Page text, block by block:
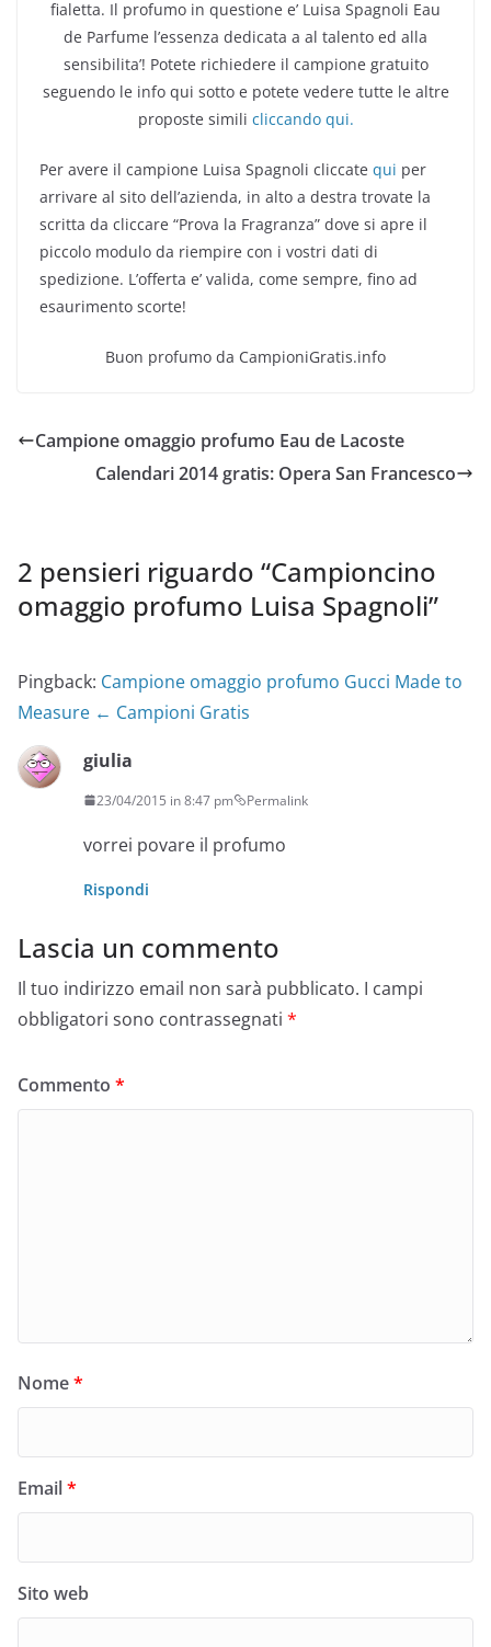
fialetta. Il profumo in questione e’ Luisa Spagnoli Eau
de Parfume l’essenza dedicata a al talento ed alla
sensibilita’! Potete richiedere il campione gratuito
seguendo le info qui sotto e potete vedere tutte le altre
proposte simili cliccando qui.
Per avere il campione Luisa Spagnoli cliccate qui per
arrivare al sito dell’azienda, in alto a destra trovate la
scritta da cliccare “Prova la Fragranza” dove si apre il
piccolo modulo da riempire con i vostri dati di
spedizione. L’offerta e’ valida, come sempre, fino ad
esaurimento scorte!
Buon profumo da CampioniGratis.info
Campione omaggio profumo Eau de Lacoste
Calendari 2014 gratis: Opera San Francesco
2 pensieri riguardo “Campioncino
omaggio profumo Luisa Spagnoli”
Pingback: Campione omaggio profumo Gucci Made to
Measure ← Campioni Gratis
giulia
23/04/2015 in 8:47 pm Permalink
vorrei povare il profumo
Rispondi
Lascia un commento
Il tuo indirizzo email non sarà pubblicato. I campi
obbligatori sono contrassegnati *
Commento *
Nome*
Email*
Sito web